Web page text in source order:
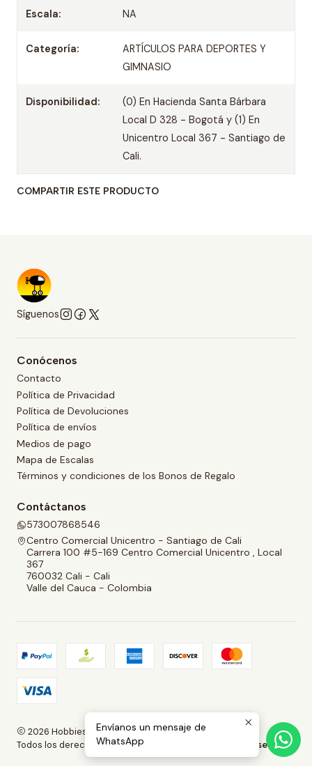
Escala: NA
Categoría:
ARTÍCULOS PARA DEPORTES Y
GIMNASIO
Disponibilidad:
(0) En Hacienda Santa Bárbara
Local D 328 - Bogotá y (1) En
Unicentro Local 367 - Santiago de
Cali.
COMPARTIR ESTE PRODUCTO
Síguenos
Conócenos
Contacto
Política de Privacidad
Política de Devoluciones
Política de envíos
Medios de pago
Mapa de Escalas
Términos y condiciones de los Bonos de Regalo
Contáctanos
573007868546
Centro Comercial Unicentro - Santiago de Cali
Carrera 100 #5-169 Centro Comercial Unicentro , Local
367
760032 Cali - Cali
Valle del Cauca - Colombia
2026 Hobbies and Collectibles.
Todos los derechos reservados.
Desarrollado por Jumpseller.
Envíanos un mensaje de
WhatsApp